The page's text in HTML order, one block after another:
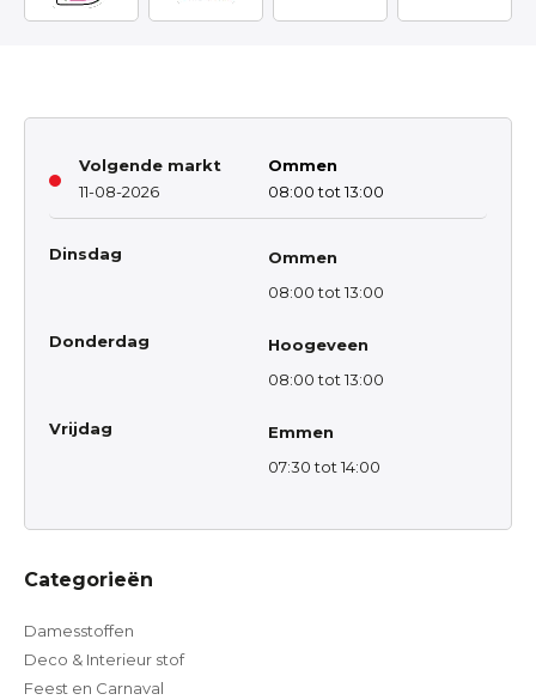
Volgende markt
11-08-2026
Ommen
08:00 tot 13:00
Dinsdag
Ommen
08:00 tot 13:00
Donderdag
Hoogeveen
08:00 tot 13:00
Vrijdag
Emmen
07:30 tot 14:00
Categorieën
Damesstoffen
Deco & Interieur stof
Feest en Carnaval